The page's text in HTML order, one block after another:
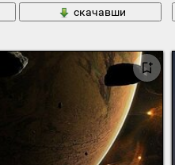
скачавши